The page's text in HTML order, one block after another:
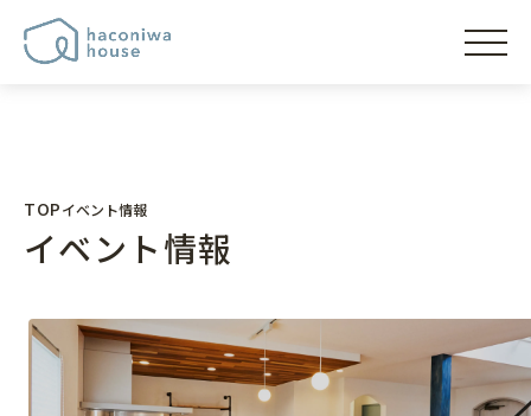
""
コンセプト
家づくりのこだわり
家づくりの設計 家の性能
土間の魅力
家の補償
TOPイベント情報
イベント情報